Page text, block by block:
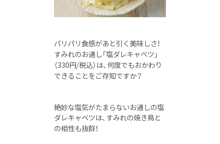
パリパリ食感があと引く美味しさ！
すみれのお通し「塩ダレキャベツ」
（330円/税込）は、 何度でもおかわり
できることをご存知ですか？
絶妙な塩気がたまらないお通しの塩
ダレキャベツは、すみれの焼き鳥と
の相性も抜群！